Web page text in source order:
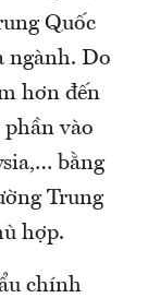
Quốc
ngành. Do
hơn đến
vào
bằng
Trung
hợp.
chính